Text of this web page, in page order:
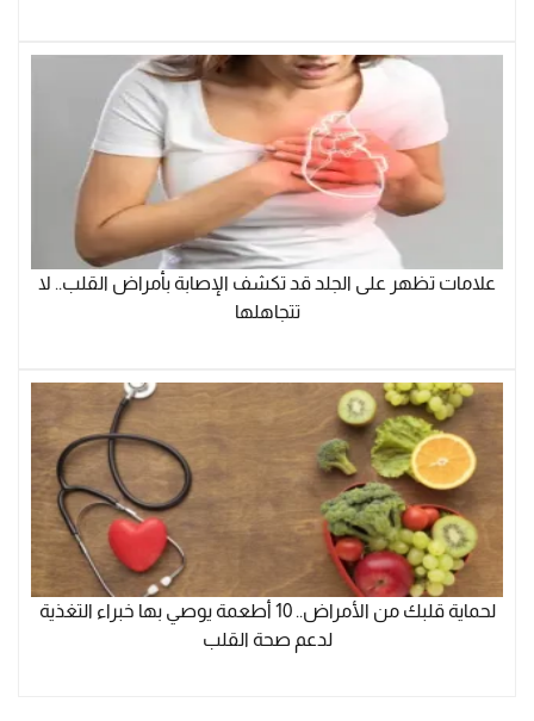
علامات تظهر على الجلد قد تكشف الإصابة بأمراض القلب.. لا
تتجاهلها
لحماية قلبك من الأمراض.. 10 أطعمة يوصي بها خبراء التغذية
لدعم صحة القلب